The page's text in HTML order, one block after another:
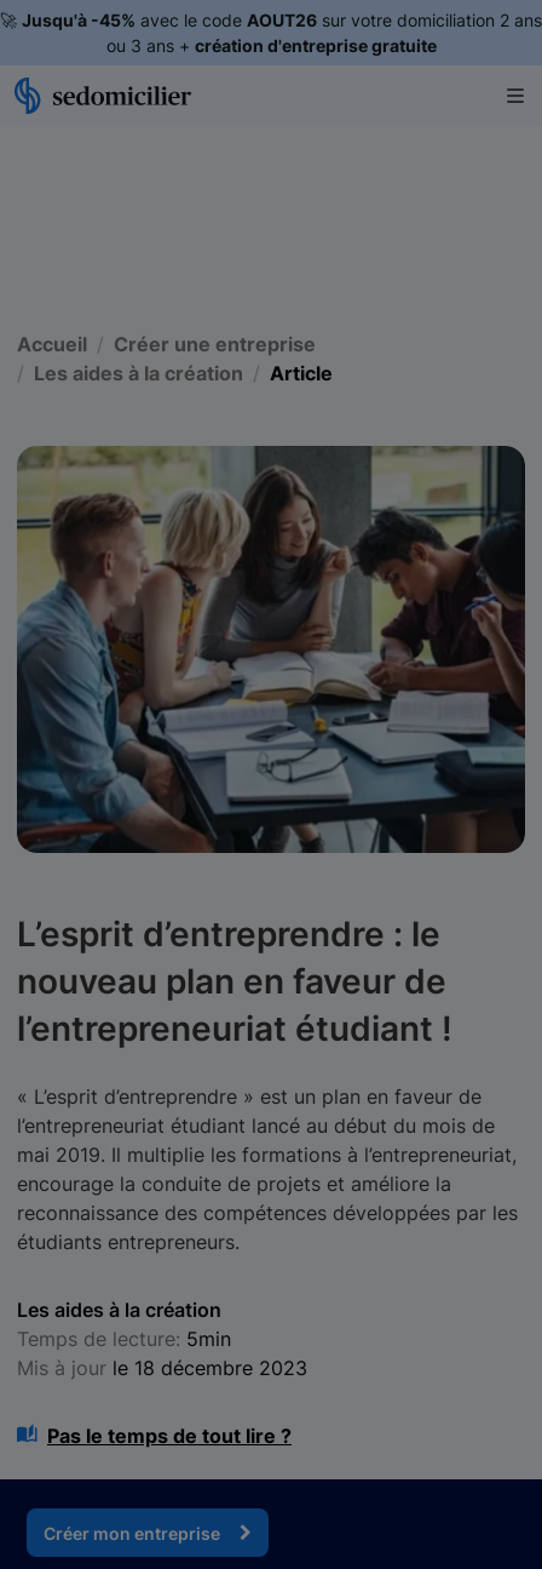
🚀 Jusqu'à -45% avec le code AOUT26 sur votre domiciliation 2 ans
ou 3 ans + création d'entreprise gratuite
Accueil
Créer une entreprise
Les aides à la création
Article
L’esprit d’entreprendre : le
nouveau plan en faveur de
l’entrepreneuriat étudiant !
« L’esprit d’entreprendre » est un plan en faveur de
l’entrepreneuriat étudiant lancé au début du mois de
mai 2019. Il multiplie les formations à l’entrepreneuriat,
encourage la conduite de projets et améliore la
reconnaissance des compétences développées par les
étudiants entrepreneurs.
Les aides à la création
Temps de lecture: 5min
Mis à jour le 18 décembre 2023
Pas le temps de tout lire ?
Créer mon entreprise